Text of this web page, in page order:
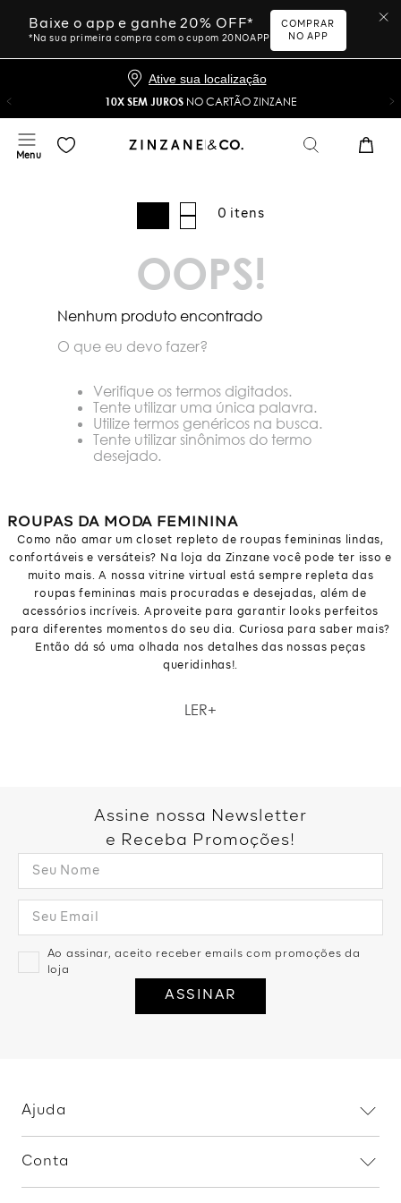
Baixe o app e ganhe 20% OFF*
*Na sua primeira compra com o cupom 20NOAPP
COMPRAR
NO APP
Ative sua localização
10X SEM JUROS NO CARTÃO ZINZANE
0
OOPS!
Nenhum produto encontrado
O que eu devo fazer?
Verifique os termos digitados.
Tente utilizar uma única palavra.
Utilize termos genéricos na busca.
Tente utilizar sinônimos do termo
desejado.
ROUPAS DA MODA FEMININA
Como não amar um closet repleto de roupas femininas lindas,
confortáveis e versáteis? Na loja da Zinzane você pode ter isso e
muito mais. A nossa vitrine virtual está sempre repleta das
roupas femininas mais procuradas e desejadas, além de
acessórios incríveis. Aproveite para garantir looks perfeitos
para diferentes momentos do seu dia. Curiosa para saber mais?
Então dá só uma olhada nos detalhes das nossas peças
queridinhas!.
LER
Então dá só uma olhada nos detalhes das nossas peças
Assine nossa Newsletter
e Receba Promoções!
Ao assinar, aceito receber emails com promoções da
loja
ASSINAR
Ajuda
Conta